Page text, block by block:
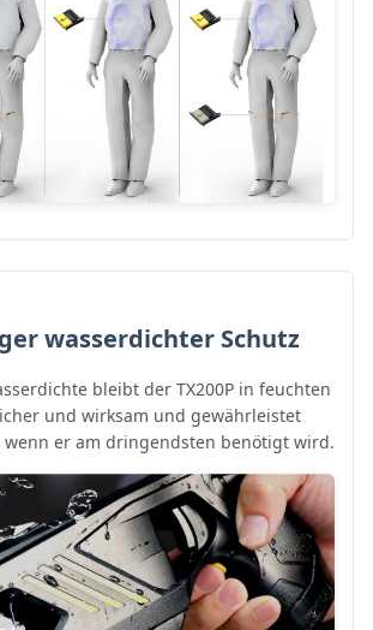
wasserdichter Schutz
bleibt der TX200P in feuchten
und wirksam und gewährleistet
wenn er am dringendsten benötigt wird.